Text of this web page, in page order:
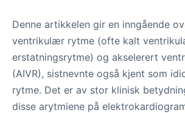
Denne artikkelen gir en inngående
ventrikulær rytme (ofte kalt
erstatningsrytme) og akselerert
(AIVR), sistnevnte også kjent som
rytme. Det er av stor klinisk
disse arytmiene på